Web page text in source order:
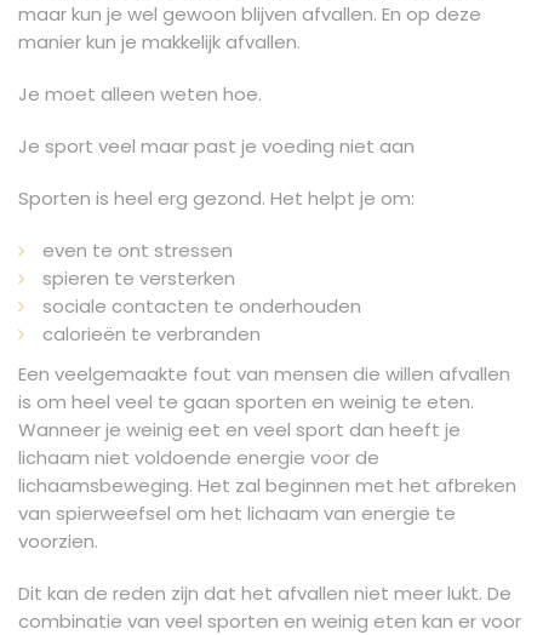
maar kun je wel gewoon blijven afvallen. En op deze
manier kun je makkelijk afvallen.
Je moet alleen weten hoe.
Je sport veel maar past je voeding niet aan
Sporten is heel erg gezond. Het helpt je om:
even te ont stressen
spieren te versterken
sociale contacten te onderhouden
calorieën te verbranden
Een veelgemaakte fout van mensen die willen afvallen
is om heel veel te gaan sporten en weinig te eten.
Wanneer je weinig eet en veel sport dan heeft je
lichaam niet voldoende energie voor de
lichaamsbeweging. Het zal beginnen met het afbreken
van spierweefsel om het lichaam van energie te
voorzien.
Dit kan de reden zijn dat het afvallen niet meer lukt. De
combinatie van veel sporten en weinig eten kan er voor